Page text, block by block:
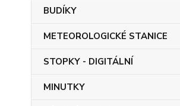
BUDÍKY
METEOROLOGICKÉ STANICE
STOPKY - DIGITÁLNÍ
MINUTKY